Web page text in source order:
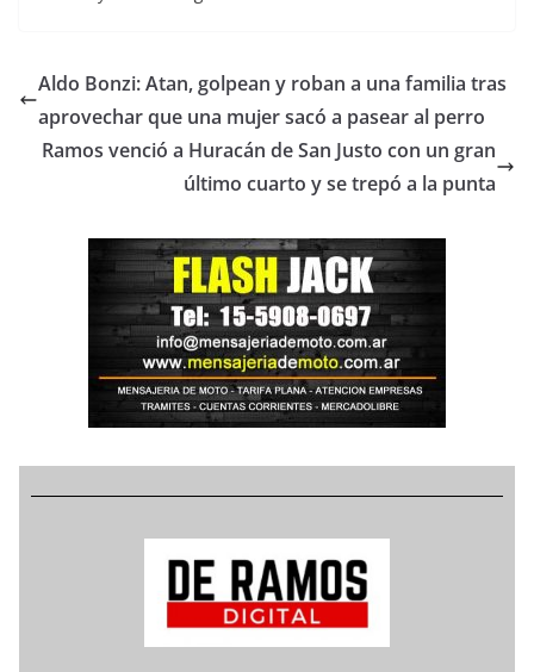
Aldo Bonzi: Atan, golpean y roban a una familia tras
aprovechar que una mujer sacó a pasear al perro
Ramos venció a Huracán de San Justo con un gran
último cuarto y se trepó a la punta